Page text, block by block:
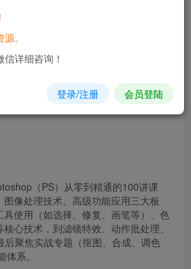
登录！建议登陆后购买，可保存购买订单
（PS）从零到精通的100讲课
图像处理技术、高级功能应用三大板
使用（如选择、修复、画笔等）、色
心技术，到滤镜特效、动作批处理、
后聚焦实战专题（抠图、合成、调色
系。
。
详细咨询！
登录/注册 会员登陆